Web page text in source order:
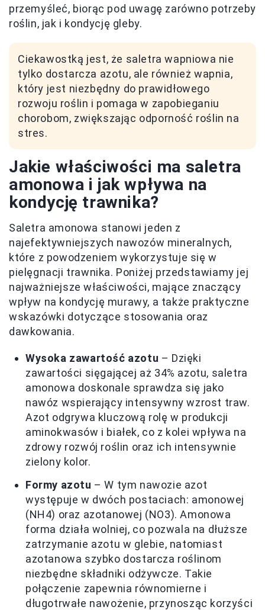
przemyśleć, biorąc pod uwagę zarówno potrzeby
roślin, jak i kondycję gleby.
Ciekawostką jest, że saletra wapniowa nie
tylko dostarcza azotu, ale również wapnia,
który jest niezbędny do prawidłowego
rozwoju roślin i pomaga w zapobieganiu
chorobom, zwiększając odporność roślin na
stres.
Jakie właściwości ma saletra
amonowa i jak wpływa na
kondycję trawnika?
Saletra amonowa stanowi jeden z
najefektywniejszych nawozów mineralnych,
które z powodzeniem wykorzystuje się w
pielęgnacji trawnika. Poniżej przedstawiamy jej
najważniejsze właściwości, mające znaczący
wpływ na kondycję murawy, a także praktyczne
wskazówki dotyczące stosowania oraz
dawkowania.
Wysoka zawartość azotu – Dzięki
zawartości sięgającej aż 34% azotu, saletra
amonowa doskonale sprawdza się jako
nawóz wspierający intensywny wzrost traw.
Azot odgrywa kluczową rolę w produkcji
aminokwasów i białek, co z kolei wpływa na
zdrowy rozwój roślin oraz ich intensywnie
zielony kolor.
Formy azotu – W tym nawozie azot
występuje w dwóch postaciach: amonowej
(NH4) oraz azotanowej (NO3). Amonowa
forma działa wolniej, co pozwala na dłuższe
zatrzymanie azotu w glebie, natomiast
azotanowa szybko dostarcza roślinom
niezbędne składniki odżywcze. Takie
połączenie zapewnia równomierne i
długotrwałe nawożenie, przynosząc korzyści